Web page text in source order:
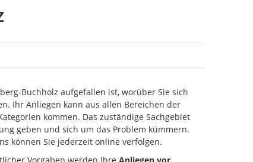
Buchholz aufgefallen ist, worüber Sie sich
Ihr Anliegen kann aus allen Bereichen der
kommen. Das zuständige Sachgebiet
geben und sich um das Problem kümmern.
können Sie jederzeit online verfolgen.